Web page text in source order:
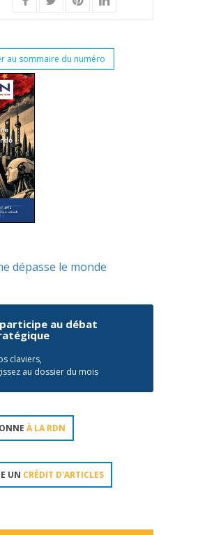
au sommaire du numéro
dépasse le monde
participe au débat
claviers,
au dossier du mois
À LA RDN
UN CRÉDIT D'ARTICLES